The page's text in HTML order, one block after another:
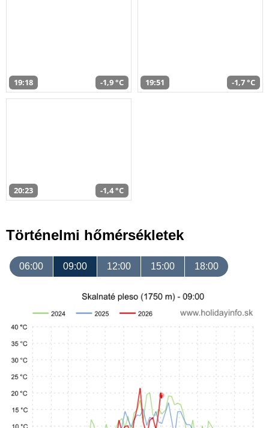
19:18 -1,9 °C 19:51 -1,7 °C
20:23 -1,4 °C
Történelmi hőmérsékletek
06:00 09:00 12:00 15:00 18:00